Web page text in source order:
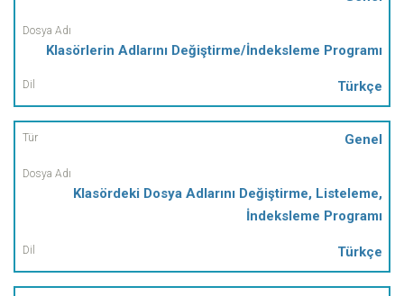
Dosya
Dil
Klasörlerin Adlarını Değiştirme/İndeksleme Programı
Türkçe
Genel
Klasördeki Dosya Adlarını Değiştirme, Listeleme,
İndeksleme Programı
Türkçe